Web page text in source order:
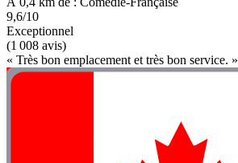
9,6/10
Exceptionnel
(1 008 avis)
« Très bon emplacement et très bon service. »